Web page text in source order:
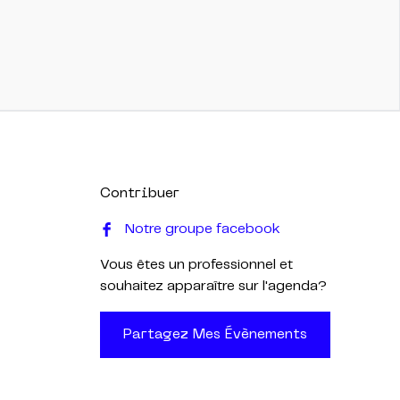
Contribuer
Notre groupe facebook
Vous êtes un professionnel et
souhaitez apparaître sur l'agenda?
Partagez Mes Évènements